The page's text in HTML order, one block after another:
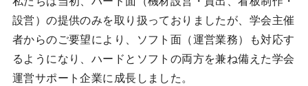
設営）の提供のみを取り扱っておりましたが、学会主催
者からのご要望により、ソフト面（運営業務）も対応す
るようになり、ハードとソフトの両方を兼ね備えた学会
運営サポート企業に成長しました。